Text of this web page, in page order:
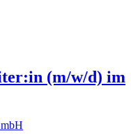
(m/w/d) im